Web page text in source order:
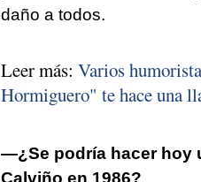
daño a todos.
Leer más: Varios
Hormiguero" te hace una
—¿Se podría hacer hoy
Calviño en 1986?